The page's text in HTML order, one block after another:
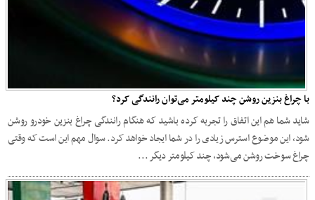
با چراغ بنزین روشن چند کیلومتر می‌توان رانندگی کرد؟
شاید شما هم این اتفاق را تجربه کرده باشید که هنگام رانندگی چراغ بنزین خودرو روشن
شود، این موضوع استرس زیادی را در شما ایجاد خواهد کرد. سوال مهم این است که وقتی
چراغ سوخت روشن می‌شود، چند کیلومتر دیگر ...